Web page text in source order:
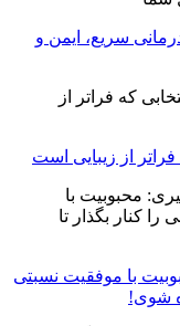
سریع، ایمن و
از زیبایی است
با موفقیت نسبتی
شوی!